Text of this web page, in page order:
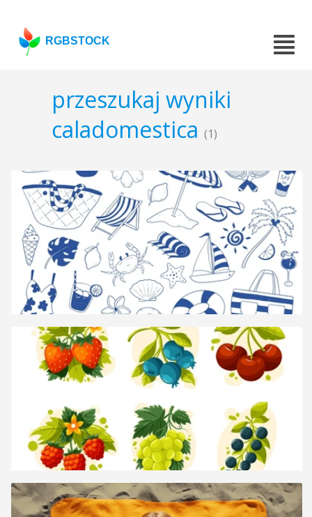
RGBSTOCK
przeszukaj wyniki
caladomestica (1)